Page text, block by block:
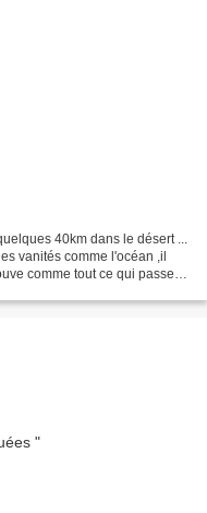
40km dans le désert ...
vanités comme l'océan ,il
comme tout ce qui passe